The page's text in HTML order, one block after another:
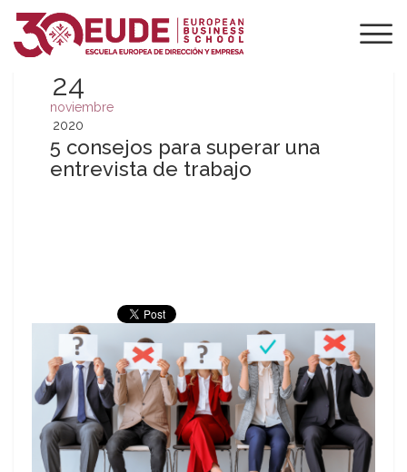
24
noviembre
2020
5 consejos para superar una
entrevista de trabajo